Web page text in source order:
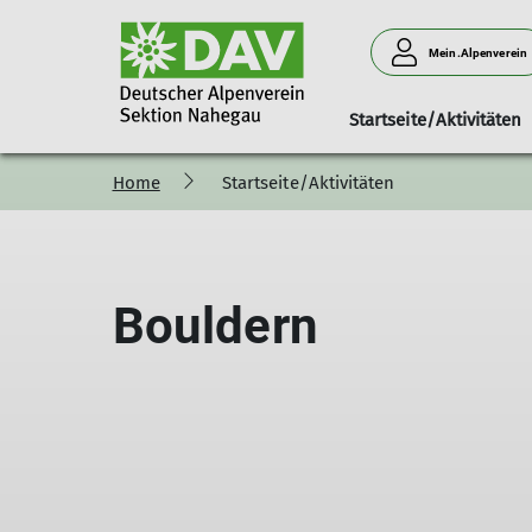
Mein.Alpenverein
Startseite/Aktivitäten
Ansprechpartner
100 Jahre Sektion Nahegau
Berichte Mitteilungshefte
Home Startseite/Aktivitäten
Bouldern